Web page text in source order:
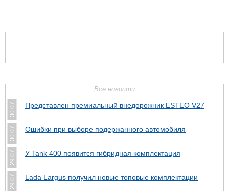
Все новости
30.07 Представлен премиальный внедорожник ESTEO V27
30.07 Ошибки при выборе подержанного автомобиля
29.07 У Tank 400 появится гибридная комплектация
29.07 Lada Largus получил новые топовые комплектации